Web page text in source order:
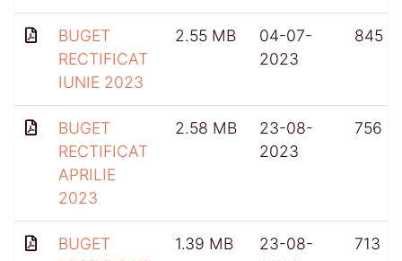
BUGET
RECTIFICAT
IUNIE 2023
2.55 MB
04-07-
2023
845
BUGET
RECTIFICAT
APRILIE
2023
2.58 MB
23-08-
2023
756
BUGET
1.39 MB
23-08-
713